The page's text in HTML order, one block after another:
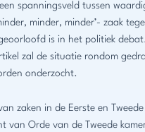
spanningsveld tussen
minder, minder’- zaak
is in het politiek
zal de situatie rondom
onderzocht.
zaken in de Eerste en
van Orde van de Tweede